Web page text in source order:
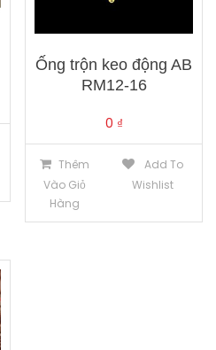
Ống trộn keo động AB
RM12-16
0 ₫
Thêm
Vào Giỏ
Hàng
Add To
Wishlist